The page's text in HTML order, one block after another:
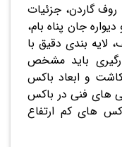
گاردن، جزئیات
جان پناه بام،
بندی دقیق با
باید مشخص
و ابعاد باکس
های فنی در باکس
با باکس های کم ارتفاع